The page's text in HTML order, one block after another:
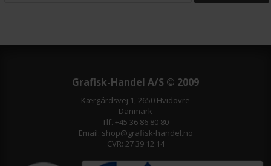
Grafisk-Handel A/S © 2009
Kærgårdsvej 1, 2650 Hvidovre
Danmark
Tlf. +45 36 86 80 80
Email: shop@grafisk-handel.no
CVR: 27 39 12 14